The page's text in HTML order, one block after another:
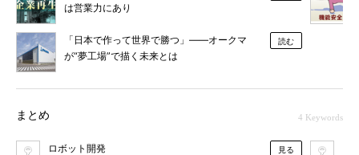
は営業力にあり
「日本で作って世界で勝つ」――オークマ
が“夢工場”で描く未来とは
読む
まとめ 4 Keywords
ロボット開発 見る